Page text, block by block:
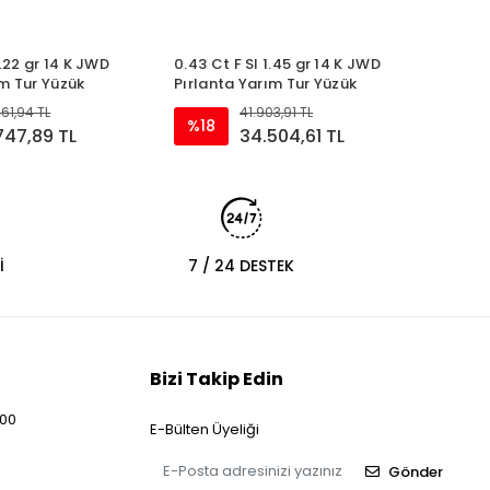
gr 14 K JWD
Tur Yüzük
TL
TL
0.43 Ct F SI 1.45 gr 14 K JWD
Pırlanta Yarım Tur Yüzük
%18
41.903,91 TL
34.504,61 TL
7 / 24 DESTEK
Bizi Takip Edin
E-Bülten Üyeliği
Gönder